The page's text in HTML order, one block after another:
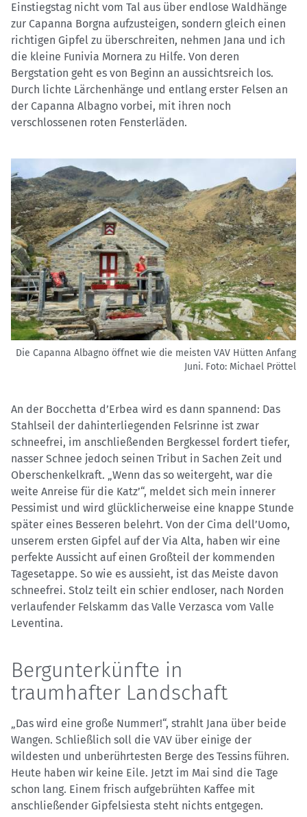
Einstiegstag nicht vom Tal aus über endlose Waldhänge
zur Capanna Borgna aufzusteigen, sondern gleich einen
richtigen Gipfel zu überschreiten, nehmen Jana und ich
die kleine Funivia Mornera zu Hilfe. Von deren
Bergstation geht es von Beginn an aussichtsreich los.
Durch lichte Lärchenhänge und entlang erster Felsen an
der Capanna Albagno vorbei, mit ihren noch
verschlossenen roten Fensterläden.
Die Capanna Albagno öffnet wie die meisten VAV Hütten Anfang
Juni. Foto: Michael Pröttel
An der Bocchetta d’Erbea wird es dann spannend: Das
Stahlseil der dahinterliegenden Felsrinne ist zwar
schneefrei, im anschließenden Bergkessel fordert tiefer,
nasser Schnee jedoch seinen Tribut in Sachen Zeit und
Oberschenkelkraft. „Wenn das so weitergeht, war die
weite Anreise für die Katz’“, meldet sich mein innerer
Pessimist und wird glücklicherweise eine knappe Stunde
später eines Besseren belehrt. Von der Cima dell’Uomo,
unserem ersten Gipfel auf der Via Alta, haben wir eine
perfekte Aussicht auf einen Großteil der kommenden
Tagesetappe. So wie es aussieht, ist das Meiste davon
schneefrei. Stolz teilt ein schier endloser, nach Norden
verlaufender Felskamm das Valle Verzasca vom Valle
Leventina.
Bergunterkünfte in
traumhafter Landschaft
„Das wird eine große Nummer!“, strahlt Jana über beide
Wangen. Schließlich soll die VAV über einige der
wildesten und unberührtesten Berge des Tessins führen.
Heute haben wir keine Eile. Jetzt im Mai sind die Tage
schon lang. Einem frisch aufgebrühten Kaffee mit
anschließender Gipfelsiesta steht nichts entgegen.